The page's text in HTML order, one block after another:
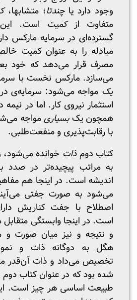
وجود دارد یاچندتا؛ متشابها،
متفاوت ازکمیت است.
گسترده‌ای در سرمایه مارکس
مبادله را به عنوان کمیت
مصرف قرار می‌دهد که خود
می‌سازد. مارکس نخست با
یک مواجه می‌شود: سرمایه‌ی
استثمار نیروی کار. اما در نیمه
همچون یکبسیاریمواجه
با رقابت‌پذیری و منفعت‌طلبی.
کتاب دومذات خوانده
به مراتب پیچیده‌تر در صدد
اندیشه است. در اینجا هم
می‌شود به صورت جفتی
اصطلاح با جفت کناریش
است. در اینجا وابستگی
و نتیجه و نیز میان صورت و
هگل به دوگانه ذات و
تخصیص می‌داد و ذات آن‌قدر
شده بود که در عنوان کتاب
طبیعت اساسی هر چیز است.